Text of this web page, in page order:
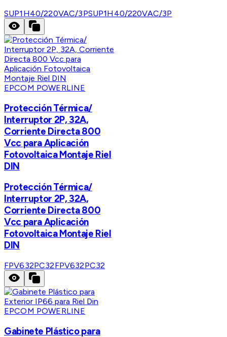
SUP1H40/220VAC/3PSUP1H40/220VAC/3P
EPCOM POWERLINE
Protección Térmica/
Interruptor 2P, 32A,
Corriente Directa 800
Vcc para Aplicación
Fotovoltaica Montaje Riel
DIN
Protección Térmica/
Interruptor 2P, 32A,
Corriente Directa 800
Vcc para Aplicación
Fotovoltaica Montaje Riel
DIN
FPV632PC32FPV632PC32
EPCOM POWERLINE
Gabinete Plástico para